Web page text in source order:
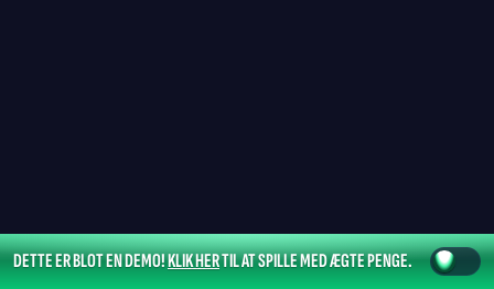
DETTE ER BLOT EN DEMO!KLIK HERTIL AT SPILLE MED ÆGTE PENGE.